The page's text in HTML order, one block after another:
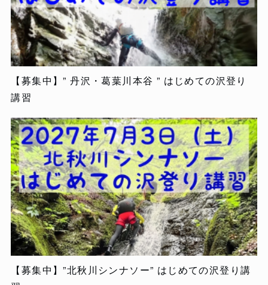
【募集中】” 丹沢・葛葉川本谷 ” はじめての沢登り
講習
【募集中】”北秋川シンナソー” はじめての沢登り講